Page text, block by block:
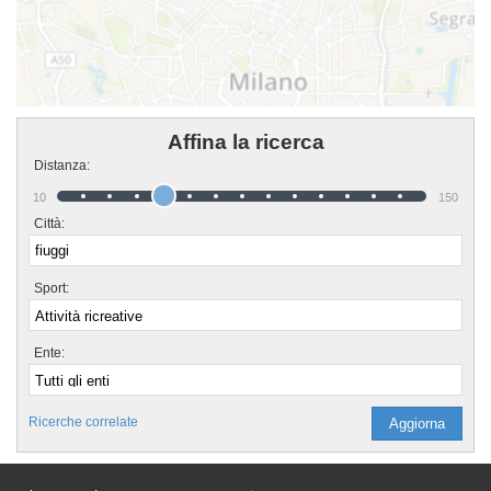
Affina la ricerca
Distanza:
10 150
Città:
Sport:
Ente:
Ricerche correlate